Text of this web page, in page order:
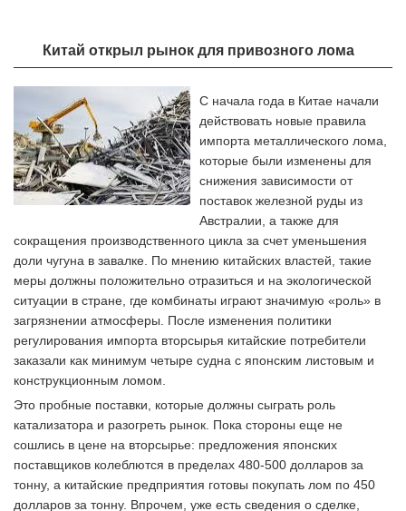
Китай открыл рынок для привозного лома
С начала года в Китае начали
действовать новые правила
импорта металлического лома,
которые были изменены для
снижения зависимости от
поставок железной руды из
Австралии, а также для
сокращения производственного цикла за счет уменьшения
доли чугуна в завалке. По мнению китайских властей, такие
меры должны положительно отразиться и на экологической
ситуации в стране, где комбинаты играют значимую «роль» в
загрязнении атмосферы. После изменения политики
регулирования импорта вторсырья китайские потребители
заказали как минимум четыре судна с японским листовым и
конструкционным ломом.
Это пробные поставки, которые должны сыграть роль
катализатора и разогреть рынок. Пока стороны еще не
сошлись в цене на вторсырье: предложения японских
поставщиков колеблются в пределах 480-500 долларов за
тонну, а китайские предприятия готовы покупать лом по 450
долларов за тонну. Впрочем, уже есть сведения о сделке,